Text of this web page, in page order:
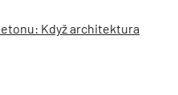
Když architektura